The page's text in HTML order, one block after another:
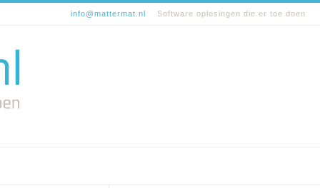
info@mattermat.nl Software oplosingen die er toe doen